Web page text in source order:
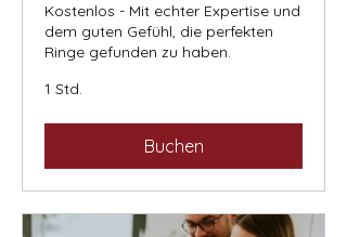
Kostenlos - Mit echter Expertise und
dem guten Gefühl, die perfekten
Ringe gefunden zu haben.
1 Std.
Buchen